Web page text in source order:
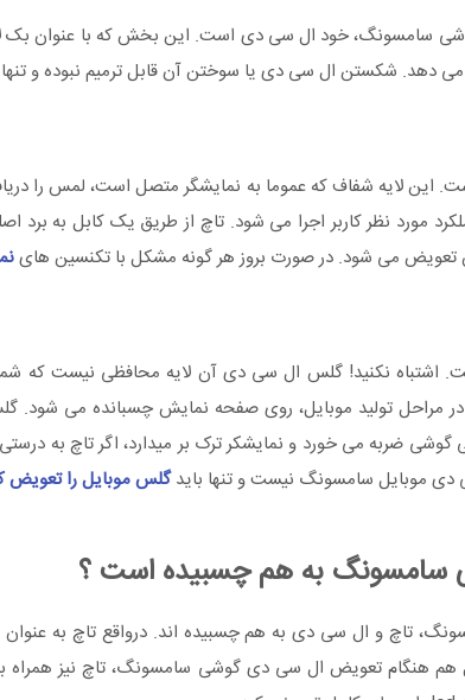
خود ال سی دی است. این بخش که با عنوان بک لایت
دهد. شکستن ال سی دی یا سوختن آن قابل ترمیم نبوده و
این لایه شفاف که عموما به نمایشگر متصل است، لمس را
مورد نظر کاربر اجرا می شود. تاچ از طریق یک کابل به
می شود. در صورت بروز هر گونه مشکل با تکنسین های
اشتباه نکنید! گلس ال سی دی آن لایه محافظی نیست که
مراحل تولید موبایل، روی صفحه نمایش چسبانده می شود.
ضربه می خورد و نمایشکر ترک بر میدارد، اگر تاچ به
دی موبایل سامسونگ نیست و تنها بایدگلس موبایل را تعویض
سامسونگ به هم چسبیده است ؟
تاچ و ال سی دی به هم چسبیده اند. درواقع تاچ به
هنگام تعویض ال سی دی گوشی سامسونگ، تاچ نیز همراه